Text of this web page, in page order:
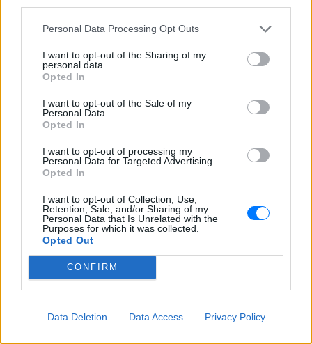
Personal Data Processing Opt Outs
I want to opt-out of the Sharing of my
personal data.
Opted In
I want to opt-out of the Sale of my
Personal Data.
Opted In
I want to opt-out of processing my
Personal Data for Targeted Advertising.
Opted In
I want to opt-out of Collection, Use,
Retention, Sale, and/or Sharing of my
Personal Data that Is Unrelated with the
Purposes for which it was collected.
Opted Out
CONFIRM
Data Deletion Data Access Privacy Policy
Η Ευρώπη εξερευνά το
Διάστημα
ΝΟΗΣΙΣ
1821‑2021 Διακόσια Χρόνια
Δανεικά
LUNAR SPACE PATRA
18/03
Δανεικά ‑ Χριστόφορος
ΠΡΙΝ 235 ΕΒΔΟΜΆΔΕΣ
25/02